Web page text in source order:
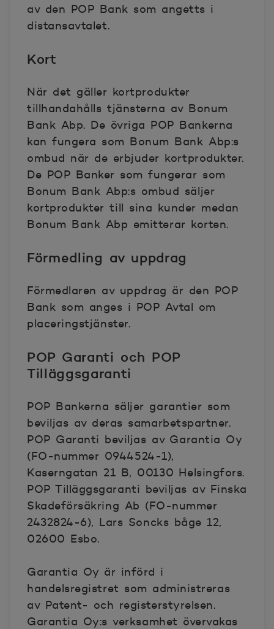
av den POP Bank som angetts i
distansavtalet.
Kort
När det gäller kortprodukter
tillhandahålls tjänsterna av Bonum
Bank Abp. De övriga POP Bankerna
kan fungera som Bonum Bank Abp:s
ombud när de erbjuder kortprodukter.
De POP Banker som fungerar som
Bonum Bank Abp:s ombud säljer
kortprodukter till sina kunder medan
Bonum Bank Abp emitterar korten.
Förmedling av uppdrag
Förmedlaren av uppdrag är den POP
Bank som anges i POP Avtal om
placeringstjänster.
POP Garanti och POP
Tilläggsgaranti
POP Bankerna säljer garantier som
beviljas av deras samarbetspartner.
POP Garanti beviljas av Garantia Oy
(FO-nummer 0944524-1),
Kaserngatan 21 B, 00130 Helsingfors.
POP Tilläggsgaranti beviljas av Finska
Skadeförsäkring Ab (FO-nummer
2432824-6), Lars Soncks båge 12,
02600 Esbo.
Garantia Oy är införd i
handelsregistret som administreras
av Patent- och registerstyrelsen.
Garantia Oy:s verksamhet övervakas